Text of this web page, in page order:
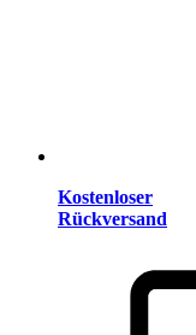
Kostenloser
Rückversand